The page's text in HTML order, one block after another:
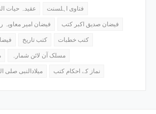
عقیدہ حیات
فتاوی اہلسنت
فیضان امیر معاویہ
فیضان صدیق اکبر کتب
کتب تاریخ
کتب خطبات
مسلک آن لائن شمارہ
میلادالنبی صلی
نماز کے احکام کتب